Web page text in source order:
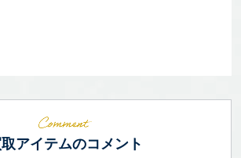
アイテムのコメント